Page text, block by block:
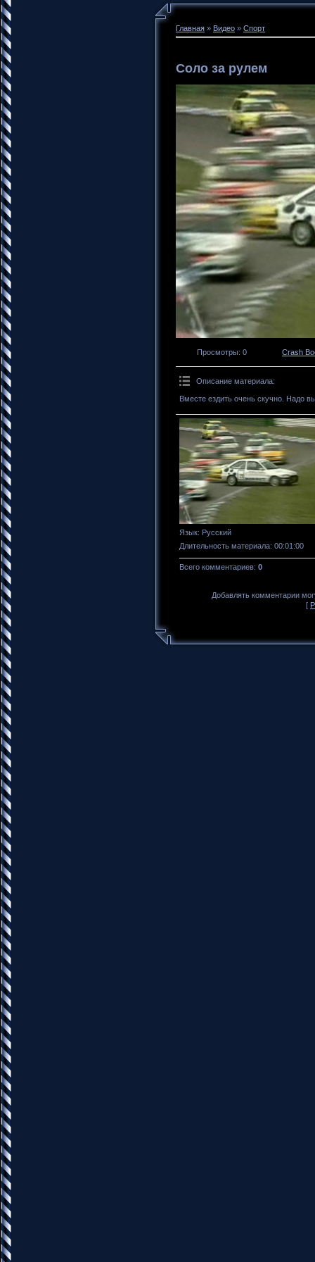
Главная » Видео » Спорт
Соло за рулем
Просмотры: 0 Crash
Описание материала:
Вместе ездить очень скучно. Надо
Язык: Русский
Длительность материала: 00:01:00
Всего комментариев: 0
Добавлять комментарии
[